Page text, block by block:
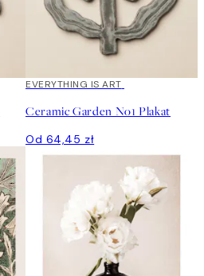
EVERYTHING IS ART
Ceramic Garden No1 Plakat
Od 64,45 zł